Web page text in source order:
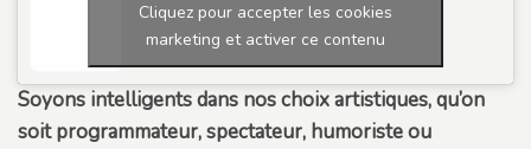
Cliquez pour accepter les cookies
marketing et activer ce contenu
Soyons intelligents dans nos choix artistiques, qu’on
soit programmateur, spectateur, humoriste ou